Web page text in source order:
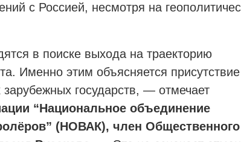
с Россией, несмотря на
в поиске выхода на траекторию
Именно этим объясняется
государств, — отмечает
“Национальное объединение
(НОВАК), член Общественного